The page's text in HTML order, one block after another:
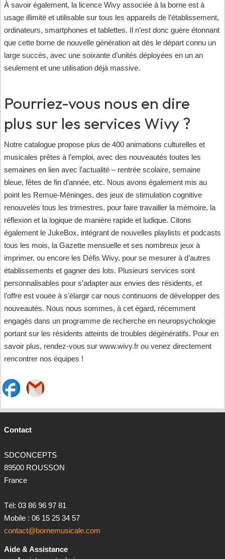
À savoir également, la licence Wivy associée à la borne est à
usage illimité et utilisable sur tous les appareils de l’établissement,
ordinateurs, smartphones et tablettes. Il n’est donc guère étonnant
que cette borne de nouvelle génération ait dès le départ connu un
large succès, avec une soixante d’unités déployées en un an
seulement et une utilisation déjà massive.
Pourriez-vous nous en dire
plus sur les services Wivy ?
Notre catalogue propose plus de 400 animations culturelles et
musicales prêtes à l’emploi, avec des nouveautés toutes les
semaines en lien avec l’actualité – rentrée scolaire, semaine
bleue, fêtes de fin d’année, etc. Nous avons également mis au
point les Remue-Méninges, des jeux de stimulation cognitive
renouvelés tous les trimestres, pour faire travailler la mémoire, la
réflexion et la logique de manière rapide et ludique. Citons
également le JukeBox, intégrant de nouvelles playlists et podcasts
tous les mois, la Gazette mensuelle et ses nombreux jeux à
imprimer, ou encore les Défis Wivy, pour se mesurer à d’autres
établissements et gagner des lots. Plusieurs services sont
personnalisables pour s’adapter aux envies des résidents, et
l’offre est vouée à s’élargir car nous continuons de développer des
nouveautés. Nous nous sommes, à cet égard, récemment
engagés dans un programme de recherche en neuropsychologie
portant sur les résidents atteints de troubles dégénératifs. Pour en
savoir plus, rendez-vous sur www.wivy.fr ou venez directement
rencontrer nos équipes !
Contact
SDCONCEPTS
89500 ROUSSON
France
Tél: 03 86 96 97 81
Mobile : 06 15 25 34 57
contact@bornemusicale.com
Aide & Assistance